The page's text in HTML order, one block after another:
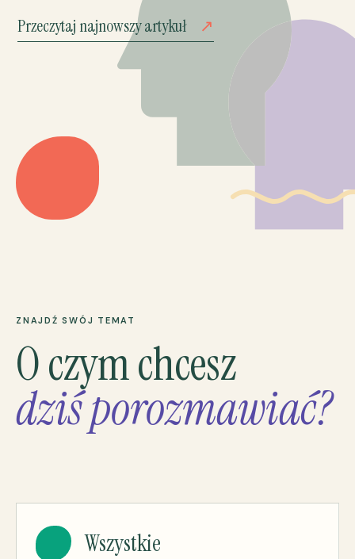
Przeczytaj najnowszy artykuł ↗
ZNAJDŹ SWÓJ TEMAT
O czym chcesz
dziś porozmawiać?
Wszystkie